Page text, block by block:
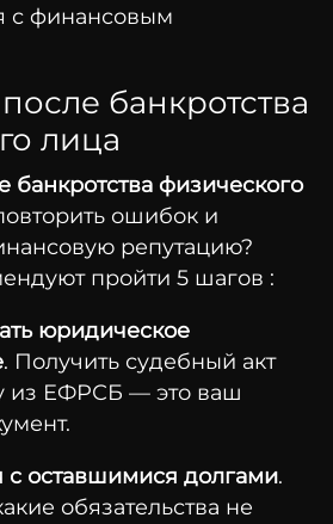
с финансовым
банкротства
лица
банкротства физического
ошибок и
репутацию?
пройти 5 шагов :
юридическое
. Получить судебный акт
из ЕФРСБ — это ваш
с оставшимися долгами.
обязательства не